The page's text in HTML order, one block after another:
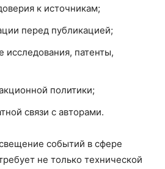
к источникам;
перед публикацией;
исследования, патенты,
политики;
связи с авторами.
событий в сфере
не только технической